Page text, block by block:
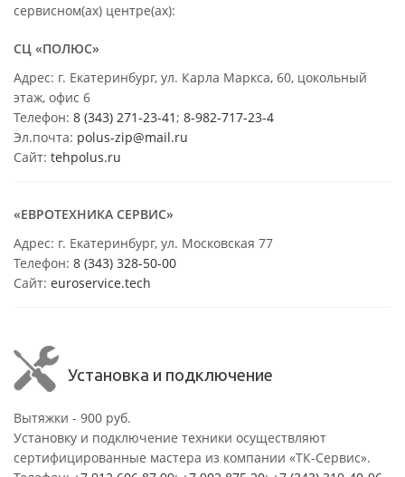
сервисном(ах) центре(ах):
СЦ «ПОЛЮС»
Адрес: г. Екатеринбург, ул. Карла Маркса, 60, цокольный
этаж, офис 6
Телефон: 8 (343) 271-23-41 ; 8-982-717-23-4
Эл.почта: polus-zip@mail.ru
Сайт: tehpolus.ru
«ЕВРОТЕХНИКА СЕРВИС»
Адрес: г. Екатеринбург, ул. Московская 77
Телефон: 8 (343) 328-50-00
Сайт: euroservice.tech
Установка и подключение
Вытяжки - 900 руб.
Установку и подключение техники осуществляют
сертифицированные мастера из компании «ТК-Сервис».